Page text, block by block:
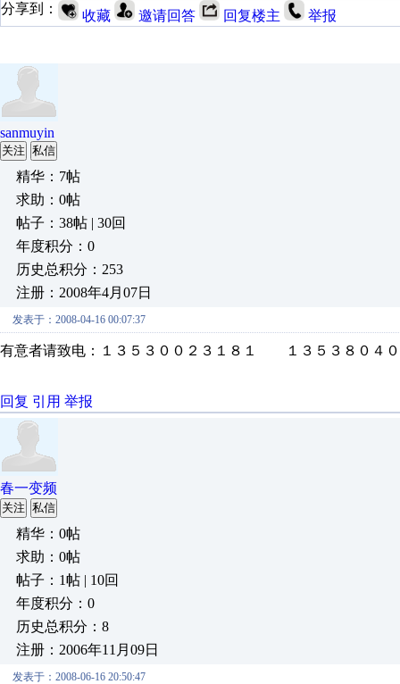
分享到： 收藏 邀请回答 回复楼主 举报
sanmuyin
关注 私信
精华：7帖
求助：0帖
帖子：38帖 | 30回
年度积分：0
历史总积分：253
注册：2008年4月07日
发表于：2008-04-16 00:07:37
有意者请致电：１３５３００２３１８１ １３５３８０４
回复 引用 举报
春一变频
关注 私信
精华：0帖
求助：0帖
帖子：1帖 | 10回
年度积分：0
历史总积分：8
注册：2006年11月09日
发表于：2008-06-16 20:50:47